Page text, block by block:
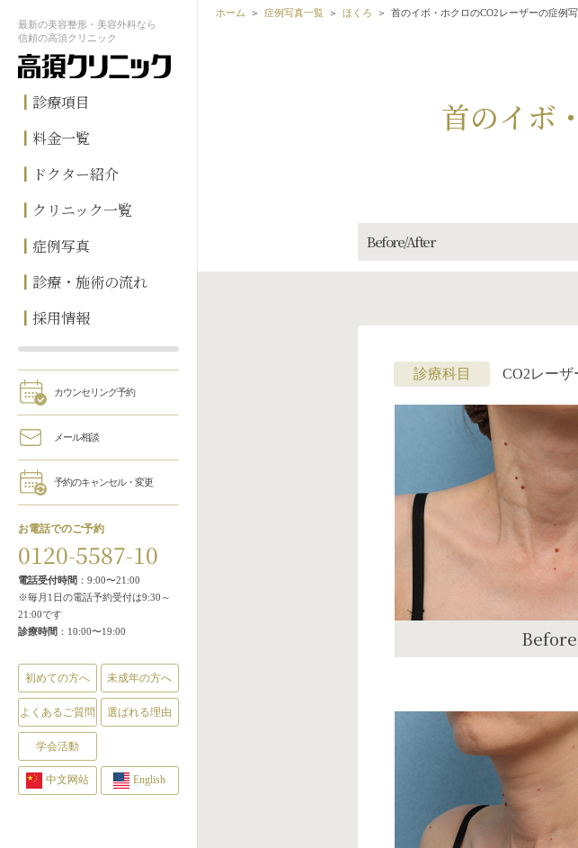
最新の美容整形・美容外科なら
信頼の高須クリニック
診療項目
料金一覧
ドクター紹介
クリニック一覧
症例写真
診療・施術の流れ
採用情報
カウンセリング予約
メール相談
予約のキャンセル・変更
お電話でのご予約
0120-5587-10
電話受付時間 ：9:00〜21:00
※毎月1日の電話予約受付は9:30～
21:00です
診療時間 ：10:00〜19:00
初めての方へ 未成年の方へ
よくあるご質問 選ばれる理由
学会活動
中文网站 English
ホーム 症例写真一覧 ほくろ 首のイボ・ホクロのCO2レーザーの症例
首のイボ
Before/After
診療科目 CO2レーザ
Before